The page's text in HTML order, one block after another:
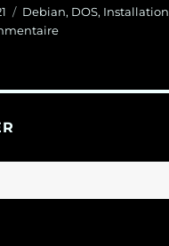
Catégories
Debian, DOS, Installation
sur
VirtualBox
Debian